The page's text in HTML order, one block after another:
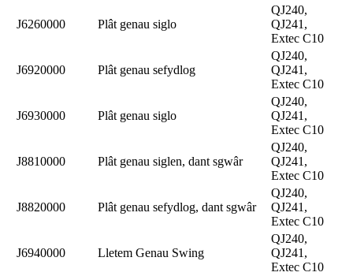
J6260000 Plât genau siglo
QJ240,
QJ241,
Extec C10
J6920000 Plât genau sefydlog
QJ240,
QJ241,
Extec C10
J6930000 Plât genau siglo
QJ240,
QJ241,
Extec C10
J8810000 Plât genau siglen, dant sgwâr
QJ240,
QJ241,
Extec C10
J8820000 Plât genau sefydlog, dant sgwâr
QJ240,
QJ241,
Extec C10
J6940000 Lletem Genau Swing
QJ240,
QJ241,
Extec C10